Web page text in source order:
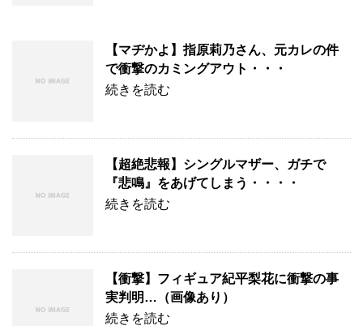
【マヂかよ】指原莉乃さん、元カレの件
で衝撃のカミングアウト・・・
続きを読む
【超絶悲報】シングルマザー、ガチで
『悲鳴』をあげてしまう・・・・
続きを読む
【衝撃】フィギュア紀平梨花に衝撃の事
実判明…（画像あり）
続きを読む